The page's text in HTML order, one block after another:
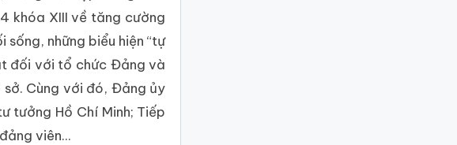
khóa XIII về tăng cường
những biểu hiện “tự
đối với tổ chức Đảng và
Cùng với đó, Đảng ủy
tưởng Hồ Chí Minh; Tiếp
viên...